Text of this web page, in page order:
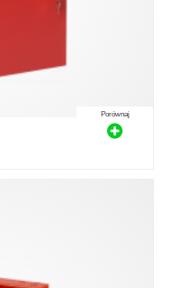
Porównaj